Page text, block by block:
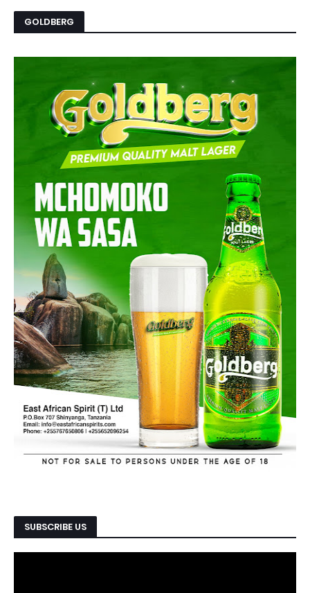
GOLDBERG
SUBSCRIBE US